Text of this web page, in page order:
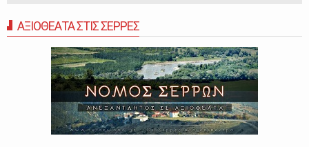
ΑΞΙΟΘΕΑΤΑ ΣΤΙΣ ΣΕΡΡΕΣ